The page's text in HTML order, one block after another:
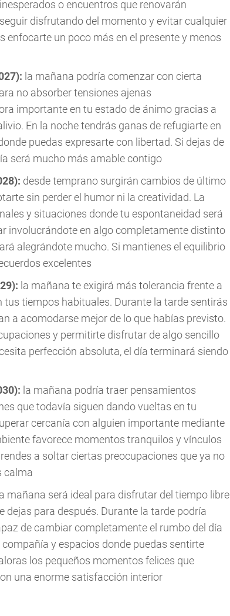
o encuentros que renovarán
disfrutando del momento y evitar cualquier
enfocarte un poco más en el presente y menos
la mañana podría comenzar con cierta
no absorber tensiones ajenas
importante en tu estado de ánimo gracias a
En la noche tendrás ganas de refugiarte en
puedas expresarte con libertad. Si dejas de
será mucho más amable contigo
desde temprano surgirán cambios de último
sin perder el humor ni la creatividad. La
y situaciones donde tu espontaneidad será
involucrándote en algo completamente distinto
alegrándote mucho. Si mantienes el equilibrio
excelentes
la mañana te exigirá más tolerancia frente a
tiempos habituales. Durante la tarde sentirás
a acomodarse mejor de lo que habías previsto.
y permitirte disfrutar de algo sencillo
perfección absoluta, el día terminará siendo
la mañana podría traer pensamientos
que todavía siguen dando vueltas en tu
cercanía con alguien importante mediante
favorece momentos tranquilos y vínculos
a soltar ciertas preocupaciones que ya no
calma
la mañana será ideal para disfrutar del tiempo libre
para después. Durante la tarde podría
de cambiar completamente el rumbo del día
y espacios donde puedas sentirte
los pequeños momentos felices que
una enorme satisfacción interior